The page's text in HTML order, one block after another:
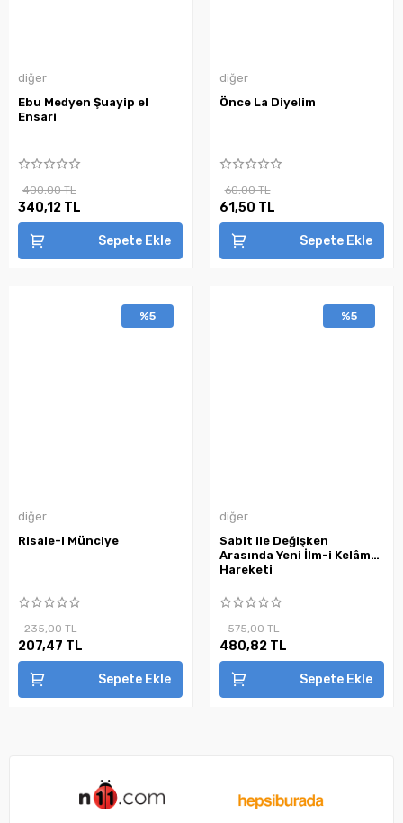
diğer
Ebu Medyen Şuayip el
Ensari
400,00 TL
340,12 TL
Sepete Ekle
diğer
Önce La Diyelim
60,00 TL
61,50 TL
Sepete Ekle
%5
diğer
Risale-i Münciye
235,00 TL
207,47 TL
Sepete Ekle
%5
diğer
Sabit ile Değişken
Arasında Yeni İlm-i Kelâm
Hareketi
575,00 TL
480,82 TL
Sepete Ekle